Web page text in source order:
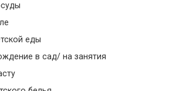
еды
в сад/ на занятия